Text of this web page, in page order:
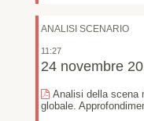
ANALISI SCENARIO
11:27
24 novembre
Analisi della scena
globale.